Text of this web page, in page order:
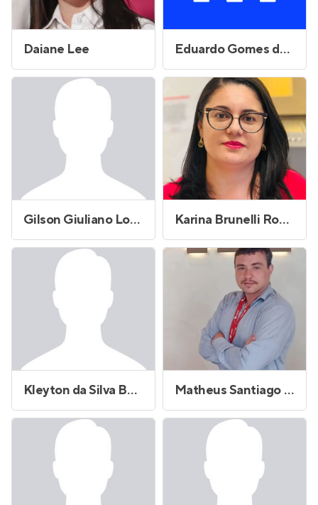
Daiane Lee Eduardo Gomes da Silva
Gilson Giuliano Lopes Karina Brunelli Rodrigues da Silva
Kleyton da Silva Bonfim Matheus Santiago Cordaro de Moraes